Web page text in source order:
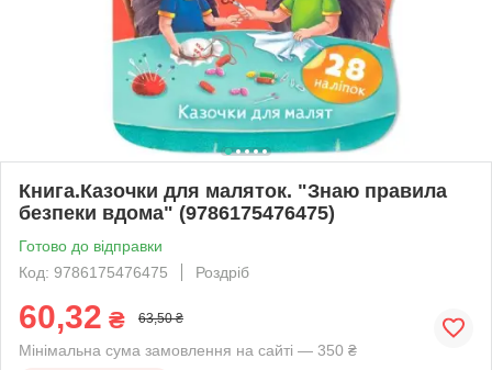
Книга.Казочки для маляток. "Знаю правила
безпеки вдома" (9786175476475)
Готово до відправки
Код: 9786175476475
Роздріб
60,32 ₴ 63,50 ₴
Мінімальна сума замовлення на сайті — 350 ₴